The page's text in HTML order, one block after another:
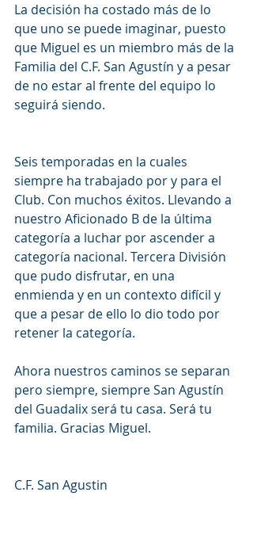
La decisión ha costado más de lo
que uno se puede imaginar, puesto
que Miguel es un miembro más de la
Familia del C.F. San Agustín y a pesar
de no estar al frente del equipo lo
seguirá siendo.
Seis temporadas en la cuales
siempre ha trabajado por y para el
Club. Con muchos éxitos. Llevando a
nuestro Aficionado B de la última
categoría a luchar por ascender a
categoría nacional. Tercera División
que pudo disfrutar, en una
enmienda y en un contexto difícil y
que a pesar de ello lo dio todo por
retener la categoría.
Ahora nuestros caminos se separan
pero siempre, siempre San Agustín
del Guadalix será tu casa. Será tu
familia. Gracias Miguel.
C.F. San Agustin